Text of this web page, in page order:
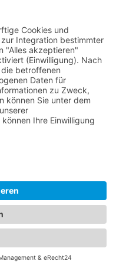
und
um eine
Behandlung für
Ein
hingegen sind
und das
Sie bieten
Impfungen,
Eltern in
Oberbayern sind
Kindern aller
bietet Ihnen
und
können Profile
erfahren sowie